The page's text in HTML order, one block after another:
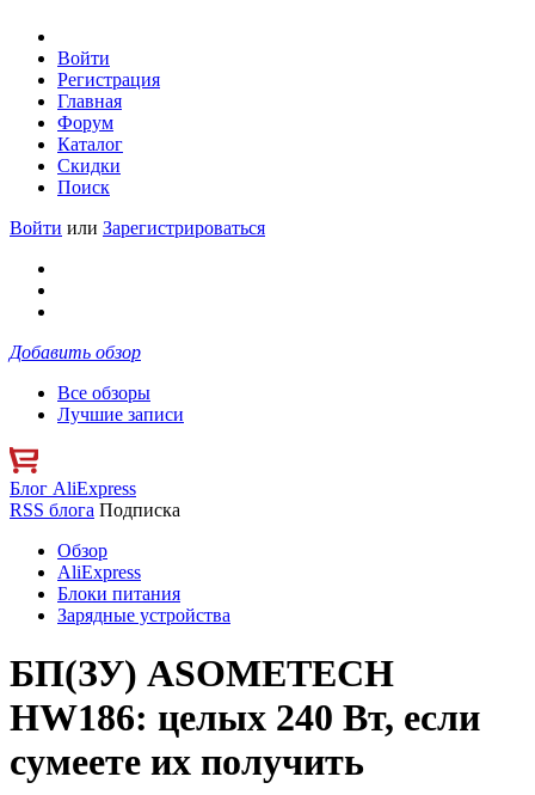
Войти
Регистрация
Главная
Форум
Каталог
Скидки
Поиск
Войти или Зарегистрироваться
Добавить обзор
Все обзоры
Лучшие записи
Блог AliExpress
RSS блога Подписка
Обзор
AliExpress
Блоки питания
Зарядные устройства
БП(ЗУ) ASOMETECH
HW186: целых 240 Вт, если
сумеете их получить